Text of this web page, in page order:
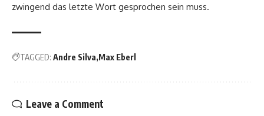
zwingend das letzte Wort gesprochen sein muss.
TAGGED: Andre Silva Max Eberl
Leave a Comment